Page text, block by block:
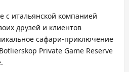
с итальянской компанией
друзей и клиентов
сафари-приключение
Private Game Reserve